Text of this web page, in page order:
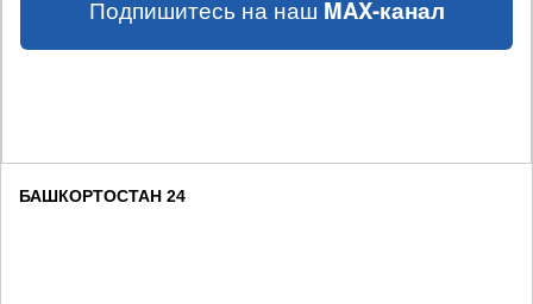
Подпишитесь на наш MAX-канал
БАШКОРТОСТАН 24